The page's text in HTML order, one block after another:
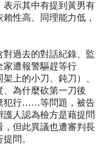
表示其中有提到黃男有
性高、同理能力低，
過去的對話紀錄、監
家遭報警驅趕等行
上的小刀、鈍刀）、
為什麼砍第一刀後
犯行……等問題，被告
人認為檢方是藉提問
，但此異議也遭審判長
問。